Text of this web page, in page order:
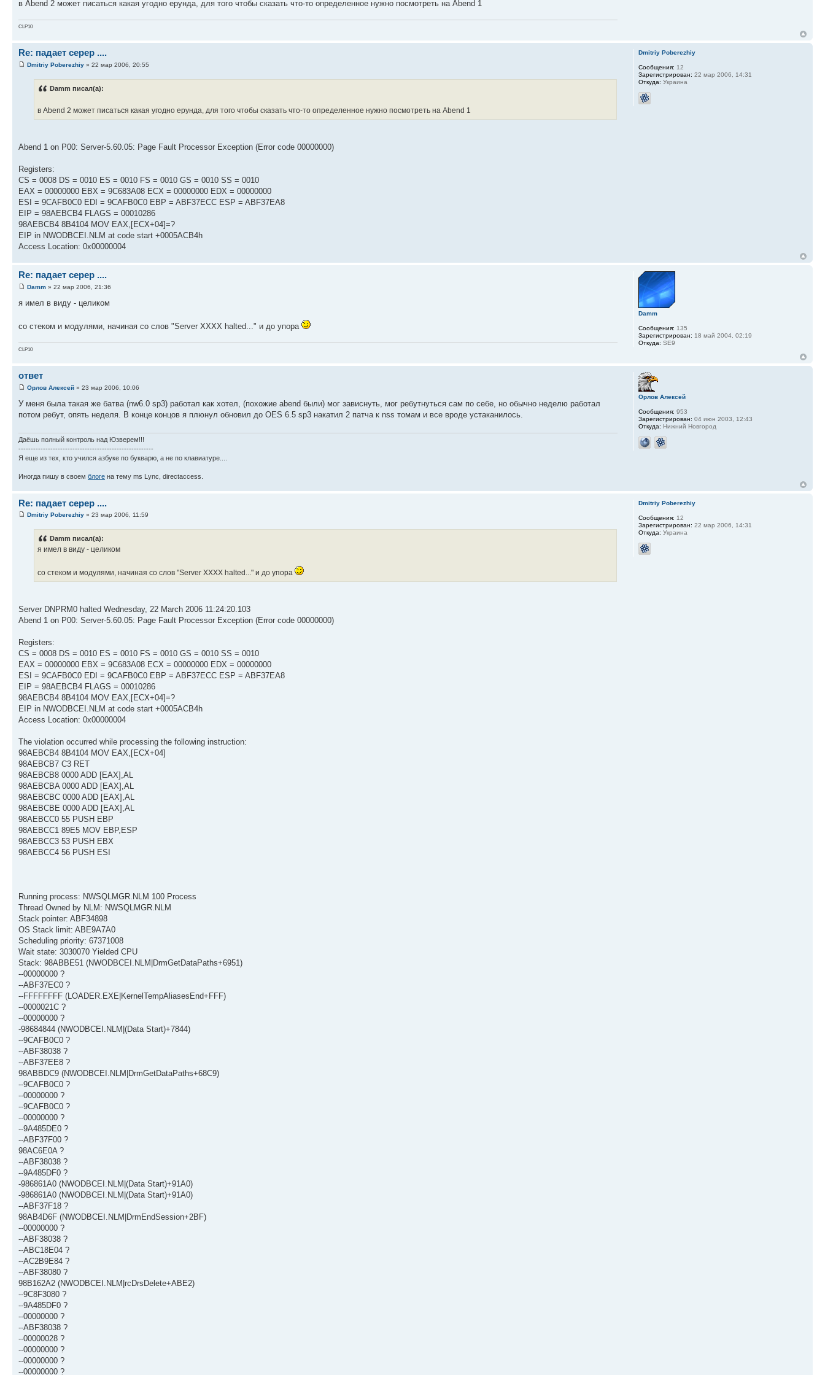
в Abend 2 может писаться какая угодно ерунда, для того чтобы сказать что-то определенное нужно посмотреть на Abend 1
CLP10
Re: падает серер ....
Dmitriy Poberezhiy » 22 мар 2006, 20:55
Damm писал(а):
в Abend 2 может писаться какая угодно ерунда, для того чтобы сказать что-то определенное нужно посмотреть на Abend 1
Abend 1 on P00: Server-5.60.05: Page Fault Processor Exception (Error code 00000000)
Registers:
CS = 0008 DS = 0010 ES = 0010 FS = 0010 GS = 0010 SS = 0010
EAX = 00000000 EBX = 9C683A08 ECX = 00000000 EDX = 00000000
ESI = 9CAFB0C0 EDI = 9CAFB0C0 EBP = ABF37ECC ESP = ABF37EA8
EIP = 98AEBCB4 FLAGS = 00010286
98AEBCB4 8B4104 MOV EAX,[ECX+04]=?
EIP in NWODBCEI.NLM at code start +0005ACB4h
Access Location: 0x00000004
Dmitriy Poberezhiy
Сообщения: 12
Зарегистрирован: 22 мар 2006, 14:31
Откуда: Украина
Re: падает серер ....
Damm » 22 мар 2006, 21:36
я имел в виду - целиком
со стеком и модулями, начиная со слов "Server XXXX halted..." и до упора
CLP10
Damm
Сообщения: 135
Зарегистрирован: 18 май 2004, 02:19
Откуда: SE9
ответ
Орлов Алексей » 23 мар 2006, 10:06
У меня была такая же батва (nw6.0 sp3) работал как хотел, (похожие abend были) мог зависнуть, мог ребутнуться сам по себе, но обычно неделю работал
потом ребут, опять неделя. В конце концов я плюнул обновил до OES 6.5 sp3 накатил 2 патча к nss томам и все вроде устаканилось.
Даёшь полный контроль над Юзверем!!!
-------------------------------------------------------
Я еще из тех, кто учился азбуке по букварю, а не по клавиатуре....
Иногда пишу в своем блоге на тему ms Lync, directaccess.
Орлов Алексей
Сообщения: 953
Зарегистрирован: 04 июн 2003, 12:43
Откуда: Нижний Новгород
Re: падает серер ....
Dmitriy Poberezhiy » 23 мар 2006, 11:59
Damm писал(а):
я имел в виду - целиком
со стеком и модулями, начиная со слов "Server XXXX halted..." и до упора
Server DNPRM0 halted Wednesday, 22 March 2006 11:24:20.103
Abend 1 on P00: Server-5.60.05: Page Fault Processor Exception (Error code 00000000)
Registers:
CS = 0008 DS = 0010 ES = 0010 FS = 0010 GS = 0010 SS = 0010
EAX = 00000000 EBX = 9C683A08 ECX = 00000000 EDX = 00000000
ESI = 9CAFB0C0 EDI = 9CAFB0C0 EBP = ABF37ECC ESP = ABF37EA8
EIP = 98AEBCB4 FLAGS = 00010286
98AEBCB4 8B4104 MOV EAX,[ECX+04]=?
EIP in NWODBCEI.NLM at code start +0005ACB4h
Access Location: 0x00000004
The violation occurred while processing the following instruction:
98AEBCB4 8B4104 MOV EAX,[ECX+04]
98AEBCB7 C3 RET
98AEBCB8 0000 ADD [EAX],AL
98AEBCBA 0000 ADD [EAX],AL
98AEBCBC 0000 ADD [EAX],AL
98AEBCBE 0000 ADD [EAX],AL
98AEBCC0 55 PUSH EBP
98AEBCC1 89E5 MOV EBP,ESP
98AEBCC3 53 PUSH EBX
98AEBCC4 56 PUSH ESI
Running process: NWSQLMGR.NLM 100 Process
Thread Owned by NLM: NWSQLMGR.NLM
Stack pointer: ABF34898
OS Stack limit: ABE9A7A0
Scheduling priority: 67371008
Wait state: 3030070 Yielded CPU
Stack: 98ABBE51 (NWODBCEI.NLM|DrmGetDataPaths+6951)
--00000000 ?
--ABF37EC0 ?
--FFFFFFFF (LOADER.EXE|KernelTempAliasesEnd+FFF)
--0000021C ?
--00000000 ?
-98684844 (NWODBCEI.NLM|(Data Start)+7844)
--9CAFB0C0 ?
--ABF38038 ?
--ABF37EE8 ?
98ABBDC9 (NWODBCEI.NLM|DrmGetDataPaths+68C9)
--9CAFB0C0 ?
--00000000 ?
--9CAFB0C0 ?
--00000000 ?
--9A485DE0 ?
--ABF37F00 ?
98AC6E0A ?
--ABF38038 ?
--9A485DF0 ?
-986861A0 (NWODBCEI.NLM|(Data Start)+91A0)
-986861A0 (NWODBCEI.NLM|(Data Start)+91A0)
--ABF37F18 ?
98AB4D6F (NWODBCEI.NLM|DrmEndSession+2BF)
--00000000 ?
--ABF38038 ?
--ABC18E04 ?
--AC2B9E84 ?
--ABF38080 ?
98B162A2 (NWODBCEI.NLM|rcDrsDelete+ABE2)
--9C8F3080 ?
--9A485DF0 ?
--00000000 ?
--ABF38038 ?
--00000028 ?
--00000000 ?
--00000000 ?
--00000000 ?
Dmitriy Poberezhiy
Сообщения: 12
Зарегистрирован: 22 мар 2006, 14:31
Откуда: Украина